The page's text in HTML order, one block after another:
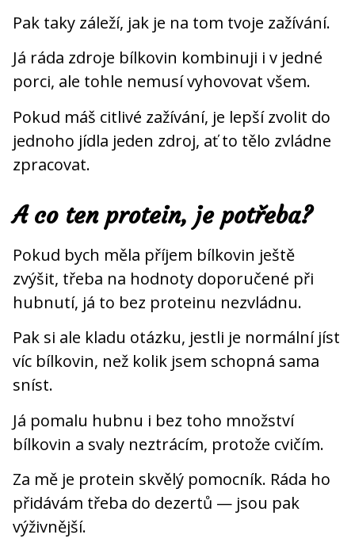
Pak taky záleží, jak je na tom tvoje zažívání.
Já ráda zdroje bílkovin kombinuji i v jedné
porci, ale tohle nemusí vyhovovat všem.
Pokud máš citlivé zažívání, je lepší zvolit do
jednoho jídla jeden zdroj, ať to tělo zvládne
zpracovat.
A co ten protein, je potřeba?
Pokud bych měla příjem bílkovin ještě
zvýšit, třeba na hodnoty doporučené při
hubnutí, já to bez proteinu nezvládnu.
Pak si ale kladu otázku, jestli je normální jíst
víc bílkovin, než kolik jsem schopná sama
sníst.
Já pomalu hubnu i bez toho množství
bílkovin a svaly neztrácím, protože cvičím.
Za mě je protein skvělý pomocník. Ráda ho
přidávám třeba do dezertů — jsou pak
výživnější.